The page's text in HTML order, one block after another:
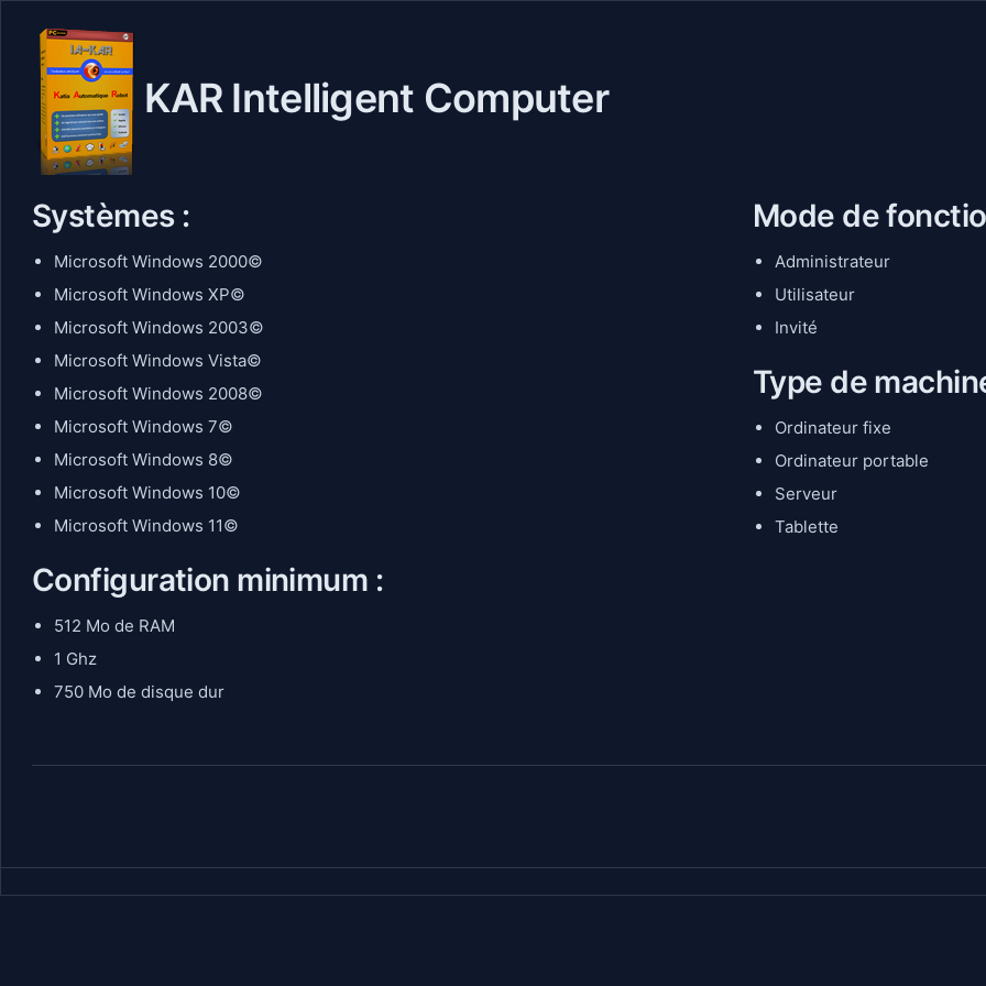
KAR Intelligent Computer
Systèmes :
Microsoft Windows 2000©
Microsoft Windows XP©
Microsoft Windows 2003©
Microsoft Windows Vista©
Microsoft Windows 2008©
Microsoft Windows 7©
Microsoft Windows 8©
Microsoft Windows 10©
Microsoft Windows 11©
Configuration minimum :
512 Mo de RAM
1 Ghz
750 Mo de disque dur
Mode de
Administrateur
Utilisateur
Invité
Type de
Ordinateur fixe
Ordinateur portable
Serveur
Tablette